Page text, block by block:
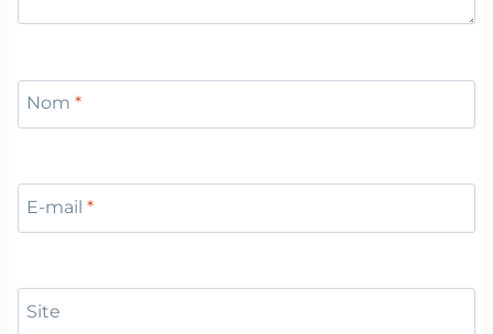
Nom *
E-mail *
Site